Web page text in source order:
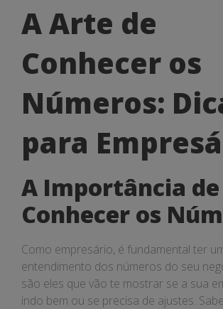
A
Arte
de
Conhecer
os
Números:
Dicas
para
Empresários
A Arte de
Conhecer os
Números:
para
A Importância de
Conhecer os
Como empresário, é fundamental ter
entendimento dos números do seu
são eles que vão te mostrar se a sua
indo bem ou se precisa de ajustes.